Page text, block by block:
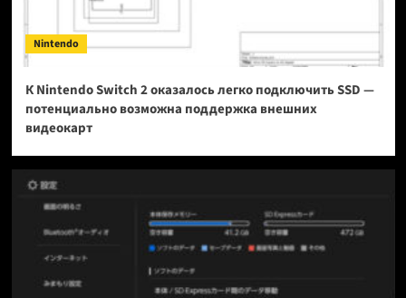
Nintendo
К Nintendo Switch 2 оказалось легко подключить SSD —
потенциально возможна поддержка внешних
видеокарт